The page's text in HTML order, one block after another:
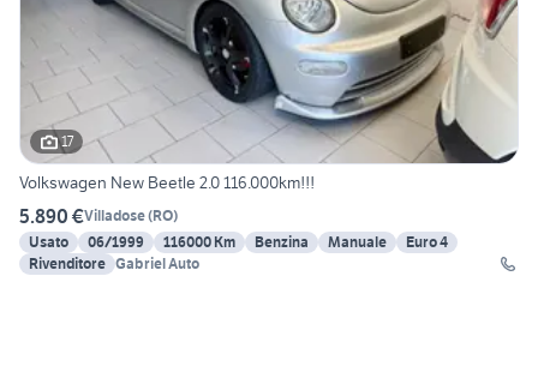
17
Volkswagen New Beetle 2.0 116.000km!!!
5.890 €Villadose(RO)
Usato
06/1999 116000 Km Benzina Manuale
Euro 4
Rivenditore Gabriel Auto